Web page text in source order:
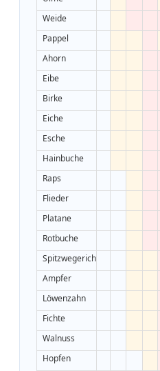
Weide
Pappel
Ahorn
Eibe
Birke
Eiche
Esche
Hainbuche
Raps
Flieder
Platane
Rotbuche
Spitzwegerich
Ampfer
Löwenzahn
Fichte
Walnuss
Hopfen